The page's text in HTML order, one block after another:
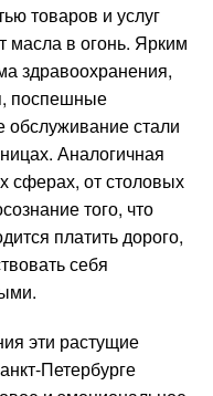
товаров и услуг
масла в огонь. Ярким
здравоохранения,
поспешные
обслуживание стали
Аналогичная
сферах, от столовых
того, что
платить дорого,
себя
эти растущие
Петербурге